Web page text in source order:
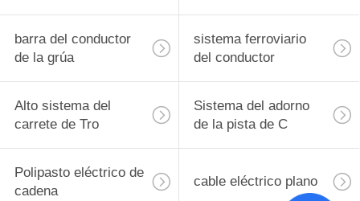
barra del conductor
de la grúa
sistema ferroviario
del conductor
Alto sistema del
carrete de Tro
Sistema del adorno
de la pista de C
Polipasto eléctrico de
cadena
cable eléctrico plano